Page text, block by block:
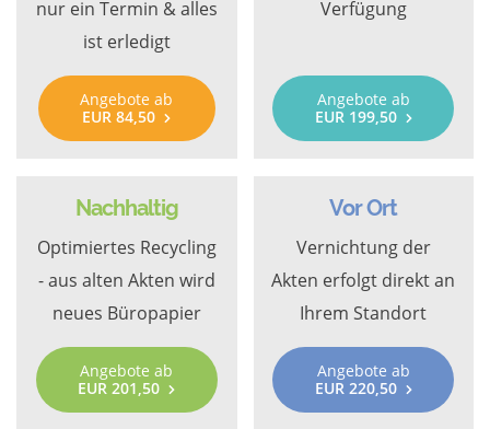
nur ein Termin & alles
ist erledigt
Angebote ab
EUR 84,50
Verfügung
Angebote ab
EUR 199,50
Nachhaltig
Optimiertes Recycling
- aus alten Akten wird
neues Büropapier
Angebote ab
EUR 201,50
Vor Ort
Vernichtung der
Akten erfolgt direkt an
Ihrem Standort
Angebote ab
EUR 220,50